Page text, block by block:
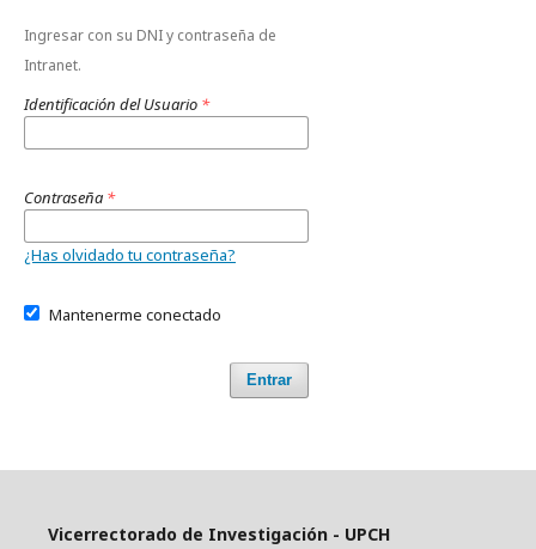
Ingresar con su DNI y contraseña de
Intranet.
Identificación del Usuario *
Contraseña *
¿Has olvidado tu contraseña?
Mantenerme conectado
Entrar
Vicerrectorado de Investigación - UPCH